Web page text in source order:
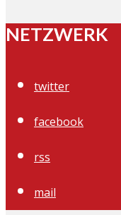
NETZWERK
twitter
facebook
rss
mail